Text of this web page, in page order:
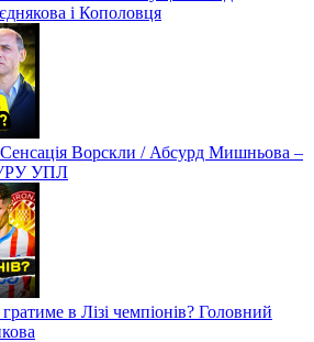
і Кополовця
Сенсація Ворскли / Абсурд Мишньова –
УПЛ
в Лізі чемпіонів? Головний